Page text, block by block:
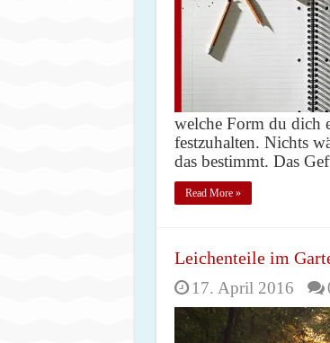
welche Form du dich
festzuhalten. Nichts
das bestimmt. Das
Read More »
Leichenteile im
17. April 2016